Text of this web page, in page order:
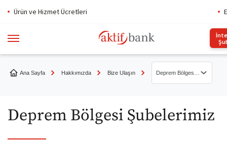
Ürün ve Hizmet Ücretleri
Ana Sayfa Hakkımızda Bize Ulaşın
İletişim Bilgileri
Deprem Bölgesi Şubelerimiz